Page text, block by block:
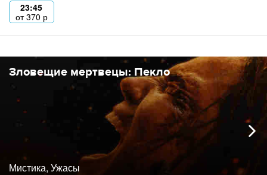
23:45
от370 р
Зловещие мертвецы: Пекло
Мистика, Ужасы